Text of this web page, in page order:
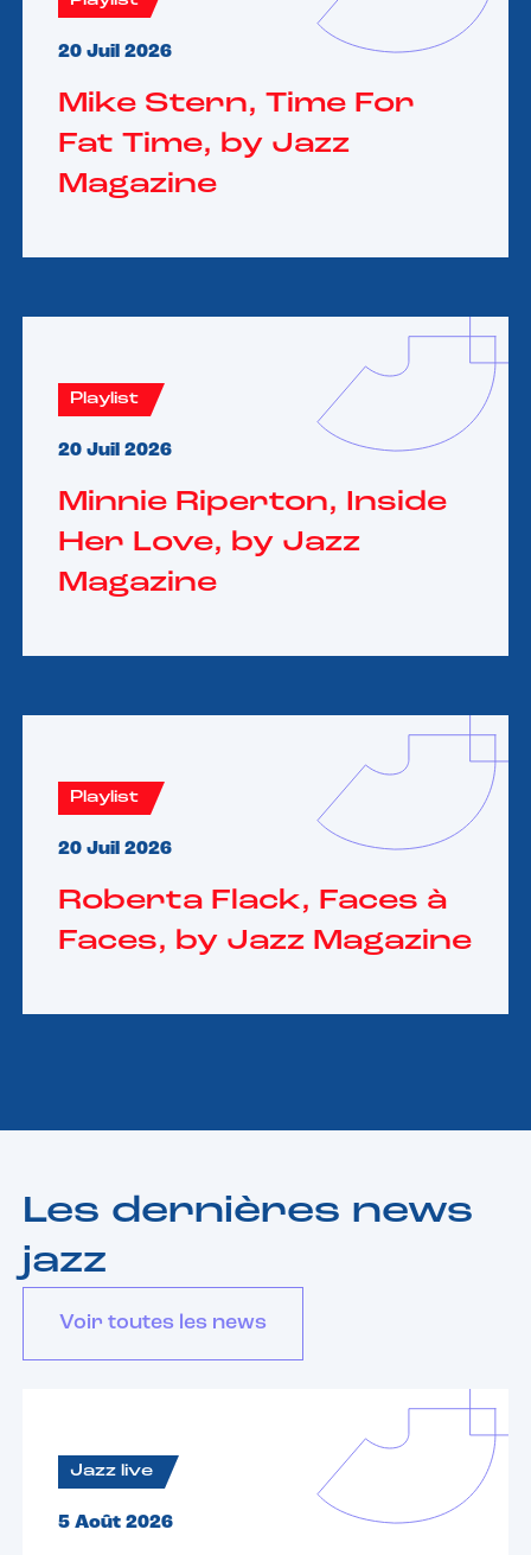
20 Juil 2026
Mike Stern, Time For
Fat Time, by Jazz
Magazine
Playlist
20 Juil 2026
Minnie Riperton, Inside
Her Love, by Jazz
Magazine
Playlist
20 Juil 2026
Roberta Flack, Faces à
Faces, by Jazz Magazine
Les dernières news
jazz
Voir toutes les news
Jazz live
5 Août 2026